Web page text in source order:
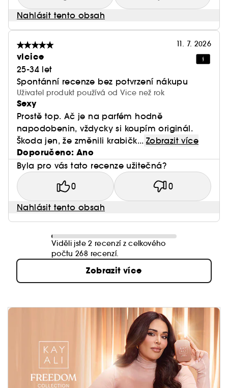
Nahlásit tento obsah
11. 7. 2026
vlcice
25-34 let
Spontánní recenze bez potvrzení nákupu
Uživatel produkt používá od Vice než rok
Sexy
Prostě top. Ač je na parfém hodně
napodobenin, vždycky si koupím originál.
Škoda jen, že změnili krabičk... Zobrazit více
Doporučeno: Ano
Byla pro vás tato recenze užitečná?
0 0
Nahlásit tento obsah
Viděli jste 2 recenzí z celkového
počtu 268 recenzí.
Zobrazit více